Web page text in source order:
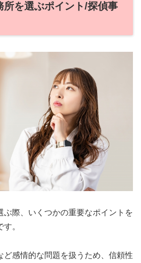
所を選ぶポイント/探偵事
ぶ際、いくつかの重要なポイントを
。
ど感情的な問題を扱うため、信頼性